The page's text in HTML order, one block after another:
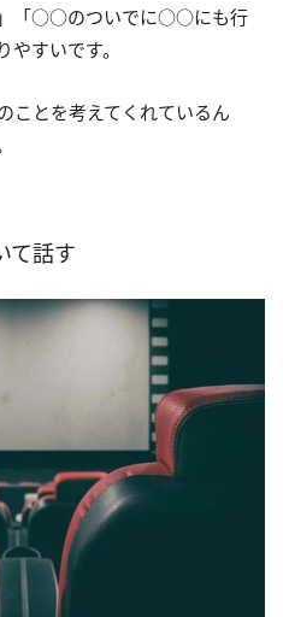
」「○○のついでに○○にも行
すいです。
ことを考えてくれているん
て話す